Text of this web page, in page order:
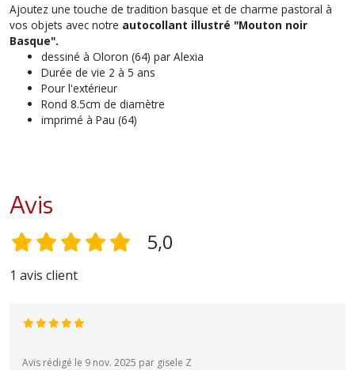
Ajoutez une touche de tradition basque et de charme pastoral à
vos objets avec notre autocollant illustré "Mouton noir
Basque".
dessiné à Oloron (64) par Alexia
Durée de vie 2 à 5 ans
Pour l'extérieur
Rond 8.5cm de diamètre
imprimé à Pau (64)
Avis
5,0
1 avis client
Avis rédigé le 9 nov. 2025 par gisele Z